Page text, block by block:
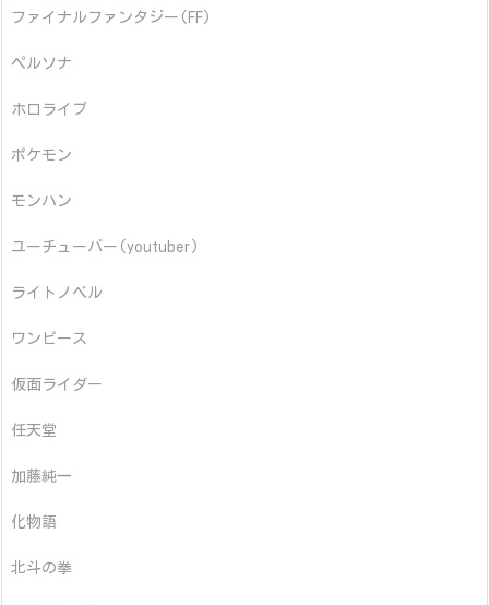
ファイナルファンタジー(FF)
ペルソナ
ホロライブ
ポケモン
モンハン
ユーチューバー(youtuber)
ライトノベル
ワンピース
仮面ライダー
任天堂
加藤純一
化物語
北斗の拳